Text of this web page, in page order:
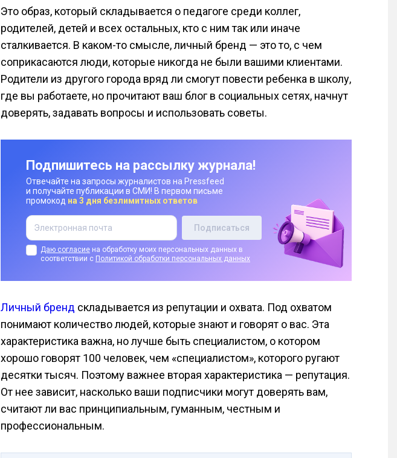
Это образ, который складывается о педагоге среди коллег,
родителей, детей и всех остальных, кто с ним так или иначе
сталкивается. В каком-то смысле, личный бренд — это то, с чем
соприкасаются люди, которые никогда не были вашими клиентами.
Родители из другого города вряд ли смогут повести ребенка в школу,
где вы работаете, но прочитают ваш блог в социальных сетях, начнут
доверять, задавать вопросы и использовать советы.
Подпишитесь на рассылку журнала!
Отвечайте на запросы журналистов на Pressfeed
и получайте публикации в СМИ! В первом письме
промокод на 3 дня безлимитных ответов
Даю согласие на обработку моих персональных данных в
соответствии с Политикой обработки персональных данных
Личный бренд складывается из репутации и охвата. Под охватом
понимают количество людей, которые знают и говорят о вас. Эта
характеристика важна, но лучше быть специалистом, о котором
хорошо говорят 100 человек, чем «специалистом», которого ругают
десятки тысяч. Поэтому важнее вторая характеристика — репутация.
От нее зависит, насколько ваши подписчики могут доверять вам,
считают ли вас принципиальным, гуманным, честным и
профессиональным.